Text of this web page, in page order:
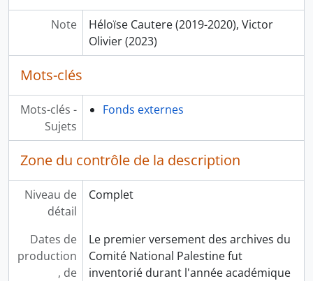
Note
Héloïse Cautere (2019-2020), Victor
Olivier (2023)
Mots-clés
Mots-clés -
Sujets
Fonds externes
Zone du contrôle de la description
Niveau de
détail
Complet
Dates de
production
, de
Le premier versement des archives du
Comité National Palestine fut
inventorié durant l'année académique